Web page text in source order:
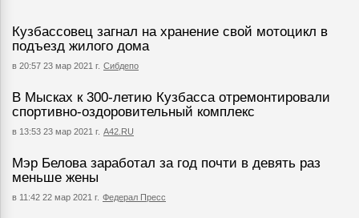
Кузбассовец загнал на хранение свой мотоцикл в
подъезд жилого дома
в 20:57 23 мар 2021 г. Сибдепо
В Мысках к 300-летию Кузбасса отремонтировали
спортивно-оздоровительный комплекс
в 13:53 23 мар 2021 г. А42.RU
Мэр Белова заработал за год почти в девять раз
меньше жены
в 11:42 22 мар 2021 г. Федерал Пресс